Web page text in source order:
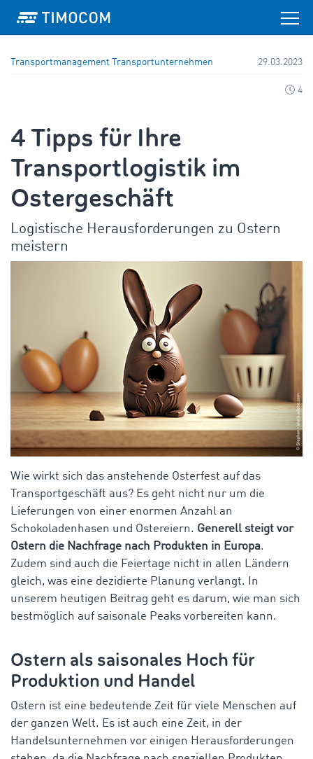
Transportmanagement Transportunternehmen 29.03.2023
4
4 Tipps für Ihre
Transportlogistik im
Ostergeschäft
Logistische Herausforderungen zu Ostern
meistern
Wie wirkt sich das anstehende Osterfest auf das
Transportgeschäft aus? Es geht nicht nur um die
Lieferungen von einer enormen Anzahl an
Schokoladenhasen und Ostereiern. Generell steigt vor
Ostern die Nachfrage nach Produkten in Europa.
Zudem sind auch die Feiertage nicht in allen Ländern
gleich, was eine dezidierte Planung verlangt. In
unserem heutigen Beitrag geht es darum, wie man sich
bestmöglich auf saisonale Peaks vorbereiten kann.
Ostern als saisonales Hoch für
Produktion und Handel
Ostern ist eine bedeutende Zeit für viele Menschen auf
der ganzen Welt. Es ist auch eine Zeit, in der
Handelsunternehmen vor einigen Herausforderungen